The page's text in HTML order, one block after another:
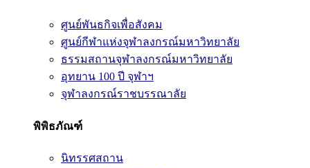
ศูนย์พันธกิจเพื่อสังคม
ศูนย์กีฬาแห่งจุฬาลงกรณ์มหาวิทยาลัย
ธรรมสถานจุฬาลงกรณ์มหาวิทยาลัย
อุทยาน 100 ปี จุฬาฯ
จุฬาลงกรณ์ราชบรรณาลัย
พิพิธภัณฑ์
นิทรรศสถาน